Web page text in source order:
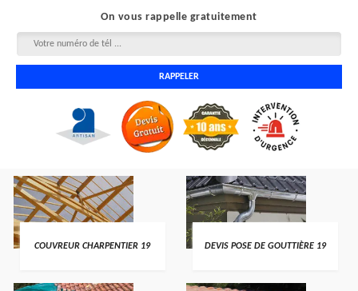
On vous rappelle gratuitement
COUVREUR CHARPENTIER 19 DEVIS POSE DE GOUTTIÈRE 19